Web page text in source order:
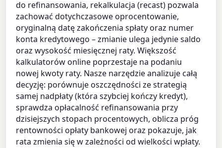
do refinansowania, rekalkulacja (recast) pozwala
zachować dotychczasowe oprocentowanie,
oryginalną datę zakończenia spłaty oraz numer
konta kredytowego – zmianie ulega jedynie saldo
oraz wysokość miesięcznej raty. Większość
kalkulatorów online poprzestaje na podaniu
nowej kwoty raty. Nasze narzędzie analizuje całą
decyzję: porównuje oszczędności ze strategią
samej nadpłaty (która szybciej kończy kredyt),
sprawdza opłacalność refinansowania przy
dzisiejszych stopach procentowych, oblicza próg
rentowności opłaty bankowej oraz pokazuje, jak
rata zmienia się w zależności od wielkości wpłaty.